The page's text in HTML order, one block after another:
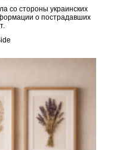
со стороны украинских
о пострадавших